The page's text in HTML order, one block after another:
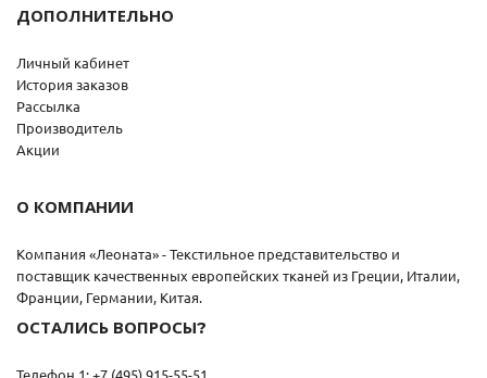
ДОПОЛНИТЕЛЬНО
Личный кабинет
История заказов
Рассылка
Производитель
Акции
О КОМПАНИИ
Компания «Леоната» - Текстильное представительство и
поставщик качественных европейских тканей из Греции, Италии,
Франции, Германии, Китая.
ОСТАЛИСЬ ВОПРОСЫ?
Телефон 1: +7 (495) 915-55-51